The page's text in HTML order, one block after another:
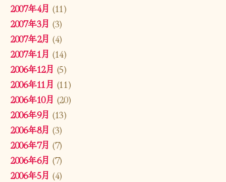
2007年4月 (11)
2007年3月 (3)
2007年2月 (4)
2007年1月 (14)
2006年12月 (5)
2006年11月 (11)
2006年10月 (20)
2006年9月 (13)
2006年8月 (3)
2006年7月 (7)
2006年6月 (7)
2006年5月 (4)